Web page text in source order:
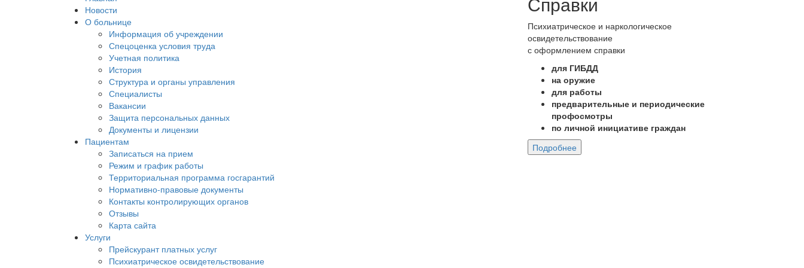
Новости
О больнице
Информация об учреждении
Спецоценка условия труда
Учетная политика
История
Структура и органы управления
Специалисты
Вакансии
Защита персональных данных
Документы и лицензии
Пациентам
Записаться на прием
Режим и график работы
Территориальная программа госгарантий
Нормативно-правовые документы
Контакты контролирующих органов
Отзывы
Карта сайта
Услуги
Прейскурант платных услуг
Психиатрическое освидетельствование
Психиатрическое и наркологическое
освидетельствование
с оформлением справки
для ГИБДД
на оружие
для работы
предварительные и периодические
профосмотры
по личной инициативе граждан